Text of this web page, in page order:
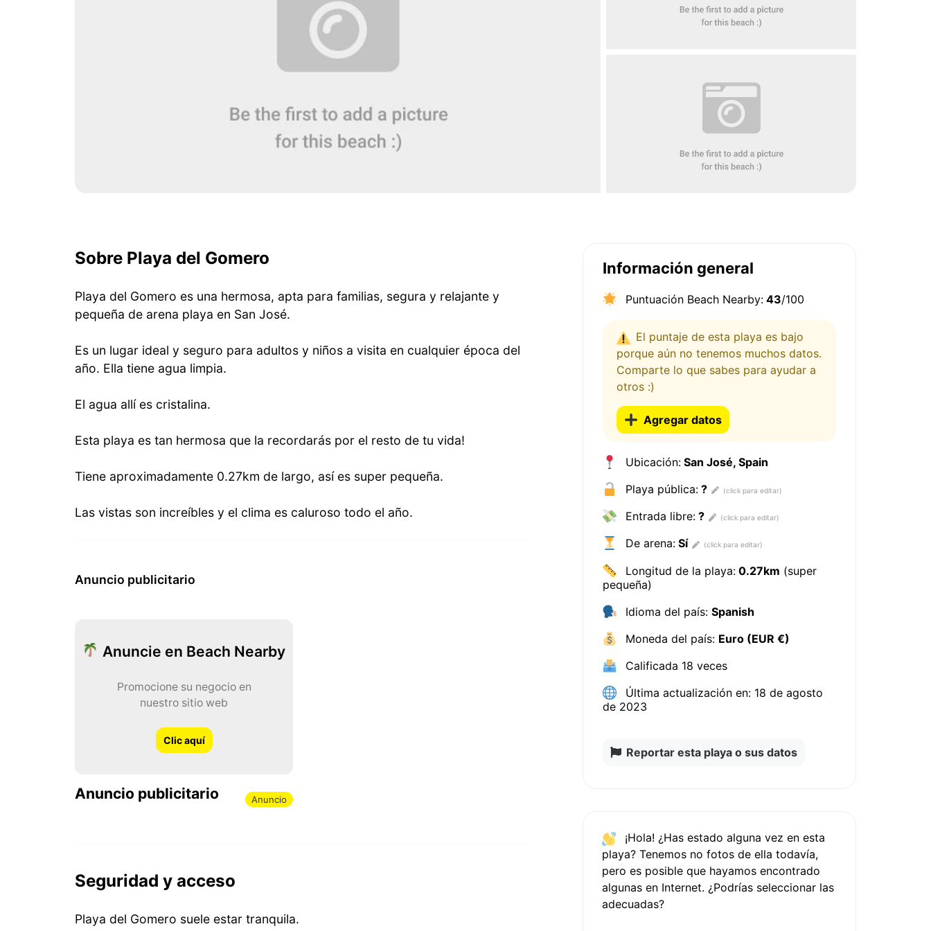
Sobre Playa del Gomero
Playa del Gomero es una hermosa, apta para familias, segura y relajante y
pequeña de arena playa en San José.
Es un lugar ideal y seguro para adultos y niños a visita en cualquier época del
año. Ella tiene agua limpia.
El agua allí es cristalina.
Esta playa es tan hermosa que la recordarás por el resto de tu vida!
Tiene aproximadamente 0.27km de largo, así es super pequeña.
Las vistas son increíbles y el clima es caluroso todo el año.
Anuncio publicitario
Anuncie en Beach Nearby
Promocione su negocio en
nuestro sitio web
Clic aquí
Anuncio publicitario Anuncio
Seguridad y acceso
Playa del Gomero suele estar tranquila.
Información general
Puntuación Beach Nearby: 43/100
El puntaje de esta playa es bajo
porque aún no tenemos muchos datos.
Comparte lo que sabes para ayudar a
otros :)
Agregar datos
Ubicación: San José, Spain
Playa pública: ?
Entrada libre: ?
De arena: Sí
Longitud de la playa: 0.27km (super
pequeña)
Idioma del país:Spanish
Moneda del país: Euro (EUR €)
Calificada 18 veces
Última actualización en: 18 de agosto
de 2023
Reportar esta playa o sus datos
¡Hola! ¿Has estado alguna vez en esta
playa? Tenemos no fotosde ella todavía,
pero es posible que hayamos encontrado
algunas en Internet. ¿Podrías seleccionar las
adecuadas?